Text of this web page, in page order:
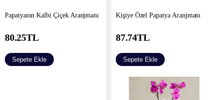
Papatyanın Kalbi Çiçek Aranjmanı
80.25TL
Sepete Ekle
Kişiye Özel Papatya Aranjmanı
87.74TL
Sepete Ekle